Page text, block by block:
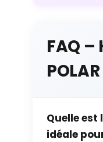
FAQ –
Quelle
idéale